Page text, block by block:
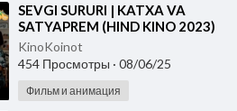
⁣SEVGI SURURI | KATXA VA
SATYAPREM (HIND KINO 2023)
UZBEK TILIDA
KinoKoinot
454 Просмотры · 08/06/25
Фильм и анимация